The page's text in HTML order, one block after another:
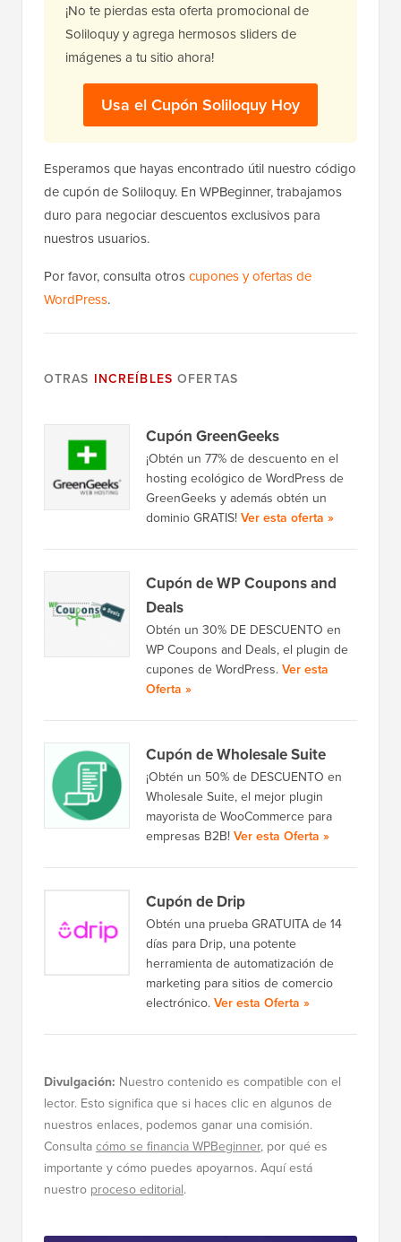
¡No te pierdas esta oferta promocional de
Soliloquy y agrega hermosos sliders de
imágenes a tu sitio ahora!
Usa el Cupón Soliloquy Hoy
Esperamos que hayas encontrado útil nuestro código
de cupón de Soliloquy. En WPBeginner, trabajamos
duro para negociar descuentos exclusivos para
nuestros usuarios.
Por favor, consulta otroscupones y ofertas de
WordPress.
OTRAS INCREÍBLES OFERTAS
Cupón GreenGeeks
¡Obtén un 77% de descuento en el
hosting ecológico de WordPress de
GreenGeeks y además obtén un
dominio GRATIS! Ver esta oferta »
Cupón de WP Coupons and
Deals
Obtén un 30% DE DESCUENTO en
WP Coupons and Deals, el plugin de
cupones de WordPress. Ver esta
Oferta »
Cupón de Wholesale Suite
¡Obtén un 50% de DESCUENTO en
Wholesale Suite, el mejor plugin
mayorista de WooCommerce para
empresas B2B! Ver esta Oferta »
Cupón de Drip
Obtén una prueba GRATUITA de 14
días para Drip, una potente
herramienta de automatización de
marketing para sitios de comercio
electrónico. Ver esta Oferta »
Divulgación: Nuestro contenido es compatible con el
lector. Esto significa que si haces clic en algunos de
nuestros enlaces, podemos ganar una comisión.
Consulta cómo se financia WPBeginner, por qué es
importante y cómo puedes apoyarnos. Aquí está
nuestro proceso editorial.